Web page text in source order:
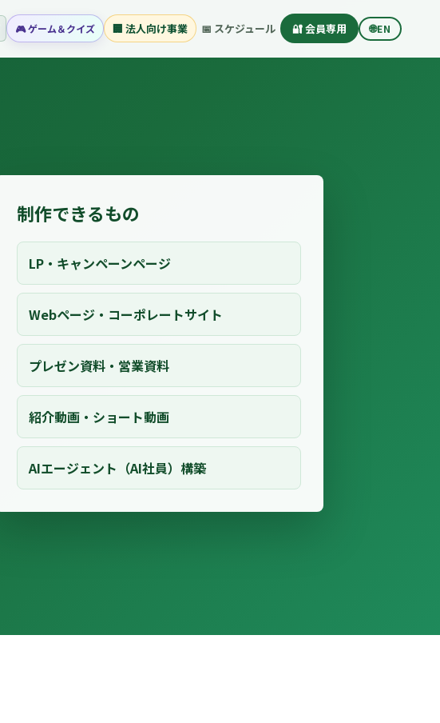
🎮 ゲーム＆クイズ 🏢 法人向け事業 📅 スケジュール 🔐 会員専用 🌐EN
制作できるもの
LP・キャンペーンページ
Webページ・コーポレートサイト
プレゼン資料・営業資料
紹介動画・ショート動画
AIエージェント（AI社員）構築